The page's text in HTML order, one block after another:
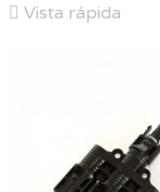
 Vista rápida